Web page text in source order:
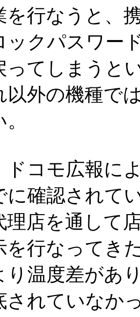
を行なうと、
ックパスワー
ってしまうと
以外の機種で
コモ広報に
に確認されて
理店を通して
を行なってき
り温度差があ
されていなか